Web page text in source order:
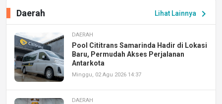
Lihat Lainnya chevron_right
Daerah
DAERAH
Pool Cititrans Samarinda Hadir di Lokasi
Baru, Permudah Akses Perjalanan
Antarkota
Minggu, 02 Agu 2026 14:37
DAERAH